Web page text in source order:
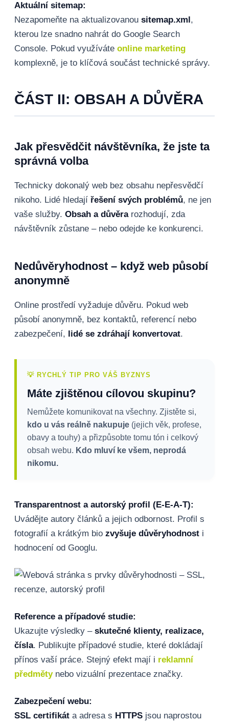
Aktuální sitemap:
Nezapomeňte na aktualizovanou sitemap.xml ,
kterou lze snadno nahrát do Google Search
Console. Pokud využíváte online marketing
komplexně, je to klíčová součást technické správy.
ČÁST II: OBSAH A DŮVĚRA
Jak přesvědčit návštěvníka, že jste ta
správná volba
Technicky dokonalý web bez obsahu nepřesvědčí
nikoho. Lidé hledají řešení svých problémů, ne jen
vaše služby. Obsah a důvěrarozhodují, zda
návštěvník zůstane – nebo odejde ke konkurenci.
Nedůvěryhodnost – když web působí
anonymně
Online prostředí vyžaduje důvěru. Pokud web
působí anonymně, bez kontaktů, referencí nebo
zabezpečení,
lidé se zdráhají konvertovat.
💡 RYCHLÝ TIP PRO VÁŠ BYZNYS
Máte zjištěnou cílovou skupinu?
Nemůžete komunikovat na všechny. Zjistěte si,
kdo u vás reálně nakupuje (jejich věk, profese,
obavy a touhy) a přizpůsobte tomu tón i celkový
obsah webu. Kdo mluví ke všem, neprodá
nikomu.
Transparentnost a autorský profil (E-E-A-T):
Uvádějte autory článků a jejich odbornost. Profil s
fotografií a krátkým bio zvyšuje důvěryhodnost i
hodnocení od Googlu.
Reference a případové studie:
Ukazujte výsledky – skutečné klienty, realizace,
čísla. Publikujte případové studie, které dokládají
přínos vaší práce. Stejný efekt mají i reklamní
předmětynebo vizuální prezentace značky.
Zabezpečení webu:
SSL certifikát a adresa s HTTPS jsou naprostou